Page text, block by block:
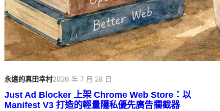
永遠的真田幸村2026 年 7 月 28 日
Just Ad Blocker 上架 Chrome Web Store：以
Manifest V3 打造的輕量隱私優先廣告攔截器